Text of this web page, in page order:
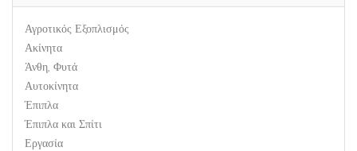
Αγροτικός Εξοπλισμός
Ακίνητα
Άνθη, Φυτά
Αυτοκίνητα
Έπιπλα
Έπιπλα και Σπίτι
Εργασία